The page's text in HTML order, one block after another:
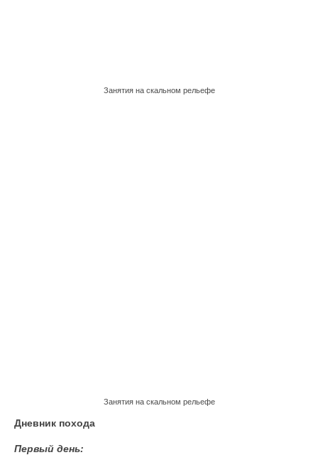
Занятия на скальном рельефе
Занятия на скальном рельефе
Дневник похода
Первый день: